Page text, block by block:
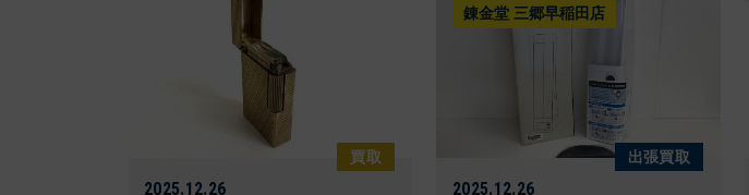
買取
2025.12.26
錬金堂 三郷早稲田店
出張買取
2025.12.26